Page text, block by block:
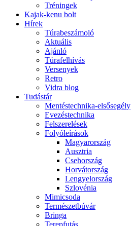
Tréningek
Kajak-kenu bolt
Hírek
Túrabeszámoló
Aktuális
Ajánló
Túrafelhívás
Versenyek
Retro
Vidra blog
Tudástár
Mentéstechnika-elsősegély
Evezéstechnika
Felszerelések
Folyóleírások
Magyarország
Ausztria
Csehország
Horvátország
Lengyelország
Szlovénia
Mimicsoda
Természetbúvár
Bringa
Terepfutás